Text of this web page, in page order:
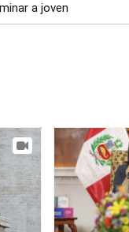
a joven